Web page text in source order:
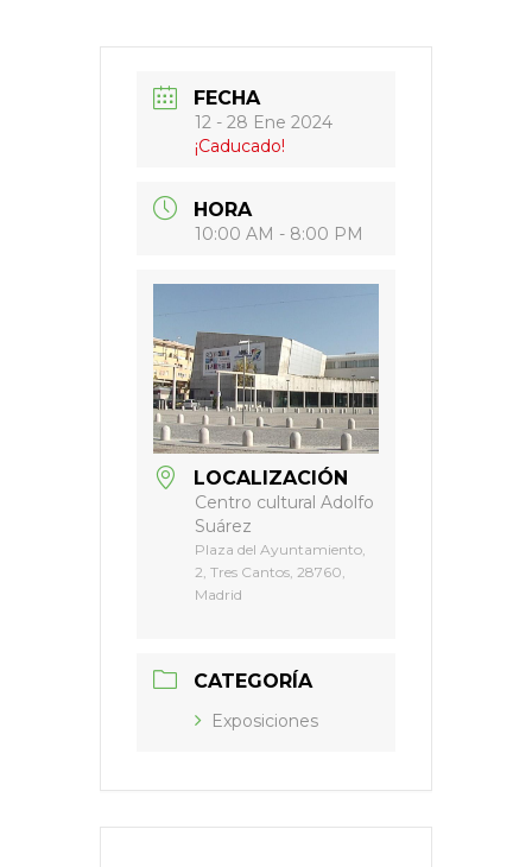
FECHA
12 - 28 Ene 2024
¡Caducado!
HORA
10:00 AM - 8:00 PM
LOCALIZACIÓN
Centro cultural Adolfo
Suárez
Plaza del Ayuntamiento,
2, Tres Cantos, 28760,
Madrid
CATEGORÍA
Exposiciones